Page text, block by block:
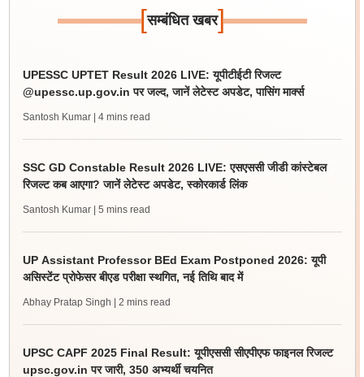
[सम्बंधित खबर]
UPESSC UPTET Result 2026 LIVE: यूपीटीईटी रिजल्ट
@upessc.up.gov.in पर जल्द, जानें लेटेस्ट अपडेट, पासिंग मार्क्स
Santosh Kumar | 4 mins read
SSC GD Constable Result 2026 LIVE: एसएससी जीडी कांस्टेबल
रिजल्ट कब आएगा? जानें लेटेस्ट अपडेट, स्कोरकार्ड लिंक
Santosh Kumar | 5 mins read
UP Assistant Professor BEd Exam Postponed 2026: यूपी
असिस्टेंट प्रोफेसर बीएड परीक्षा स्थगित, नई तिथि बाद में
Abhay Pratap Singh | 2 mins read
UPSC CAPF 2025 Final Result: यूपीएससी सीएपीएफ फाइनल रिजल्ट
upsc.gov.in पर जारी, 350 अभ्यर्थी चयनित